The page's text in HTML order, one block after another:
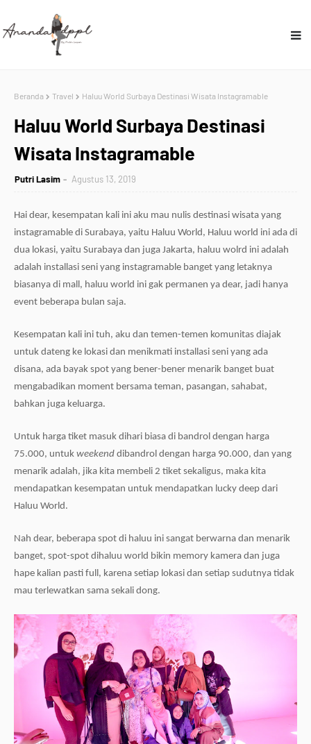
Beranda Travel Haluu World Surbaya Destinasi Wisata Instagramable
Haluu World Surbaya Destinasi
Wisata Instagramable
Putri Lasim Agustus 13, 2019
Hai dear, kesempatan kali ini aku mau nulis destinasi wisata yang
instagramable di Surabaya, yaitu Haluu World, Haluu world ini ada di
dua lokasi, yaitu Surabaya dan juga Jakarta, haluu wolrd ini adalah
adalah installasi seni yang instagramable banget yang letaknya
biasanya di mall, haluu world ini gak permanen ya dear, jadi hanya
event beberapa bulan saja.
Kesempatan kali ini tuh, aku dan temen-temen komunitas diajak
untuk dateng ke lokasi dan menikmati installasi seni yang ada
disana, ada bayak spot yang bener-bener menarik banget buat
mengabadikan moment bersama teman, pasangan, sahabat,
bahkan juga keluarga.
Untuk harga tiket masuk dihari biasa di bandrol dengan harga
75.000, untuk weekend dibandrol dengan harga 90.000, dan yang
menarik adalah, jika kita membeli 2 tiket sekaligus, maka kita
mendapatkan kesempatan untuk mendapatkan lucky deep dari
Haluu World.
Nah dear, beberapa spot di haluu ini sangat berwarna dan menarik
banget, spot-spot dihaluu world bikin memory kamera dan juga
hape kalian pasti full, karena setiap lokasi dan setiap sudutnya tidak
mau terlewatkan sama sekali dong.